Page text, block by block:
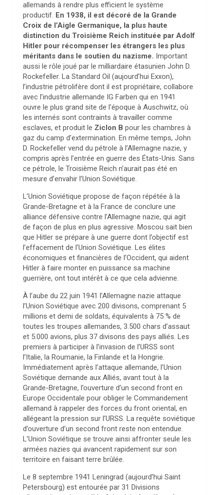
allemands à rendre plus efficient le système
productif. En 1938, il est décoré de la Grande
Croix de l’Aigle Germanique, la plus haute
distinction du Troisième Reich instituée par Adolf
Hitler pour récompenser les étrangers les plus
méritants dans le soutien du nazisme. Important
aussi le rôle joué par le milliardaire étasunien John D.
Rockefeller. La Standard Oil (aujourd’hui Exxon),
l’industrie pétrolifère dont il est propriétaire, collabore
avec l’industrie allemande IG Farben qui en 1941
ouvre le plus grand site de l’époque à Auschwitz, où
les internés sont contraints à travailler comme
esclaves, et produit le Ziclon B pour les chambres à
gaz du camp d’extermination. En même temps, John
D. Rockefeller vend du pétrole à l’Allemagne nazie, y
compris après l’entrée en guerre des États-Unis. Sans
ce pétrole, le Troisième Reich n’aurait pas été en
mesure d’envahir l’Union Soviétique.
L’Union Soviétique propose de façon répétée à la
Grande-Bretagne et à la France de conclure une
alliance défensive contre l’Allemagne nazie, qui agit
de façon de plus en plus agressive. Moscou sait bien
que Hitler se prépare à une guerre dont l’objectif est
l’effacement de l’Union Soviétique. Les élites
économiques et financières de l’Occident, qui aident
Hitler à faire monter en puissance sa machine
guerrière, ont tout intérêt à ce que cela advienne.
À l’aube du 22 juin 1941 l’Allemagne nazie attaque
l’Union Soviétique avec 200 divisons, comprenant 5
millions et demi de soldats, équivalents à 75 % de
toutes les troupes allemandes, 3.500 chars d’assaut
et 5.000 avions, plus 37 divisons des pays alliés. Les
premiers à participer à l’invasion de l’URSS sont
l’Italie, la Roumanie, la Finlande et la Hongrie.
Immédiatement après l’attaque allemande, l’Union
Soviétique demande aux Alliés, avant tout à la
Grande-Bretagne, l’ouverture d’un second front en
Europe Occidentale pour obliger le Commandement
allemand à rappeler des forces du front oriental, en
allégeant la pression sur l’URSS. La requête soviétique
d’ouverture d’un second front reste non entendue.
L’Union Soviétique se trouve ainsi affronter seule les
armées nazies qui avancent rapidement sur son
territoire en faisant terre brûlée.
Le 8 septembre 1941 Leningrad (aujourd’hui Saint
Petersbourg) est entourée par 31 Divisions